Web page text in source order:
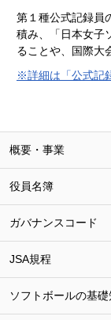
第１種公式記録員
積み、「日本女子
ることや、国際大
※詳細は「公式記
概要・事業
役員名簿
ガバナンスコード
JSA規程
ソフトボールの基